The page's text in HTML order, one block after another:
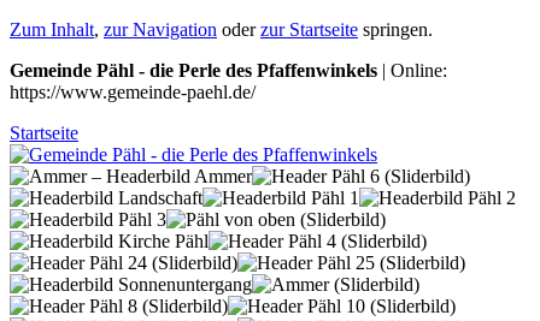
Zum Inhalt, zur Navigation oderzur Startseite springen.
Gemeinde Pähl - die Perle des Pfaffenwinkels | Online:
https://www.gemeinde-paehl.de/
Startseite